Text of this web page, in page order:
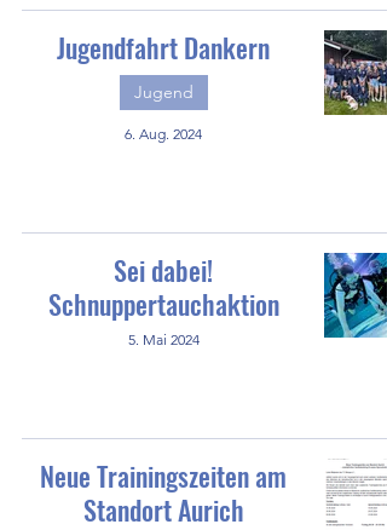
Jugendfahrt Dankern
Jugend
6. Aug. 2024
Sei dabei!
Schnuppertauchaktion
5. Mai 2024
Neue Trainingszeiten am
Standort Aurich